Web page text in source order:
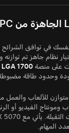
نظام جاهز تم توازنه
على منصة LGA 1700
وحدود طاقة
للألعاب والعمل
الفيديو أو